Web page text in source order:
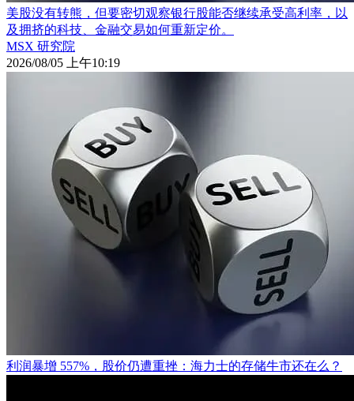
美股没有转熊，但要密切观察银行股能否继续承受高利率，以
及拥挤的科技、金融交易如何重新定价。
MSX 研究院
2026/08/05 上午10:19
利润暴增 557%，股价仍遭重挫：海力士的存储牛市还在么？